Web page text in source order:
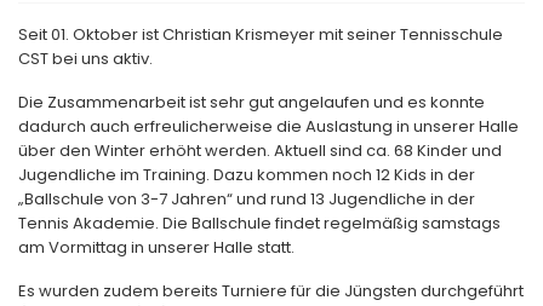
Seit 01. Oktober ist Christian Krismeyer mit seiner Tennisschule
CST bei uns aktiv.
Die Zusammenarbeit ist sehr gut angelaufen und es konnte
dadurch auch erfreulicherweise die Auslastung in unserer Halle
über den Winter erhöht werden. Aktuell sind ca. 68 Kinder und
Jugendliche im Training. Dazu kommen noch 12 Kids in der
„Ballschule von 3-7 Jahren“ und rund 13 Jugendliche in der
Tennis Akademie. Die Ballschule findet regelmäßig samstags
am Vormittag in unserer Halle statt.
Es wurden zudem bereits Turniere für die Jüngsten durchgeführt